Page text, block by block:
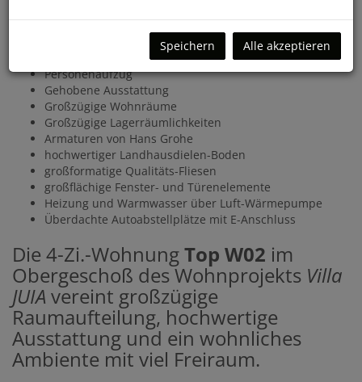
Die Wohnungen verfügen über eine umfangreiche, moderne
und qualitätsvolle Ausstattung.
Nur vier Wohneinheiten
Personenaufzug
Gehobene Ausstattung
Großzügige Wohnräume
Großzügige Lagerräumlichkeiten
Armaturen von Hans Grohe
hochwertiger Landhausdielen-Boden
großformatige Qualitäts-Fliesen
großflächige Fenster- und Türenelemente
Heizung und Warmwasser über Luft-Wärmepumpe
Überdachte Autoabstellplätze mit E-Anschluss
Die 4-Zi.-WohnungTop W02 im
Obergeschoß des Wohnprojekts Villa
JUIA vereint großzügige
Raumaufteilung, hochwertige
Ausstattung und ein wohnliches
Ambiente mit viel Freiraum.
Speichern Alle akzeptieren